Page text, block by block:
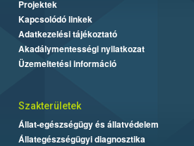
Projektek
Kapcsolódó linkek
Adatkezelési tájékoztató
Akadálymentességi nyilatkozat
Üzemeltetési információ
Szakterületek
Állat-egészségügy és állatvédelem
Állategészségügyi diagnosztika